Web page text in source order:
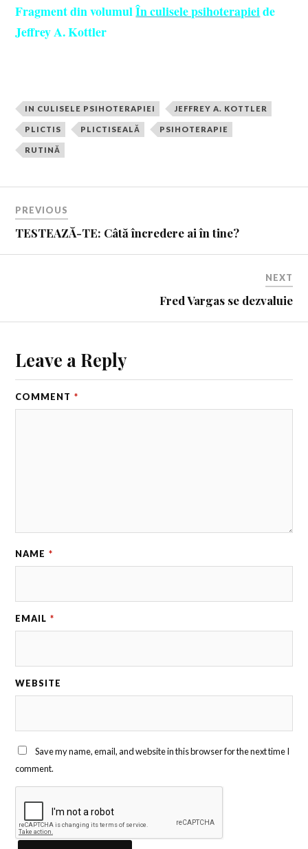
Fragment din volumulÎn culisele psihoterapieide
Jeffrey A. Kottler
IN CULISELE PSIHOTERAPIEI JEFFREY A. KOTTLER
PLICTIS PLICTISEALĂ PSIHOTERAPIE
RUTINĂ
PREVIOUS
TESTEAZĂ-TE: Câtă încredere ai în tine?
NEXT
Fred Vargas se dezvaluie
Leave a Reply
COMMENT *
NAME *
EMAIL *
WEBSITE
Save my name, email, and website in this browser for the next time I
comment.